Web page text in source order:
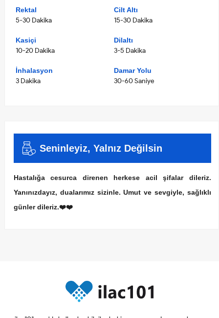
Rektal
5-30 Dakika
Cilt Altı
15-30 Dakika
Kasiçi
10-20 Dakika
Dilaltı
3-5 Dakika
İnhalasyon
3 Dakika
Damar Yolu
30-60 Saniye
Seninleyiz, Yalnız Değilsin
Hastalığa cesurca direnen herkese acil şifalar dileriz.
Yanınızdayız, dualarımız sizinle. Umut ve sevgiyle, sağlıklı
günler dileriz.❤️❤️